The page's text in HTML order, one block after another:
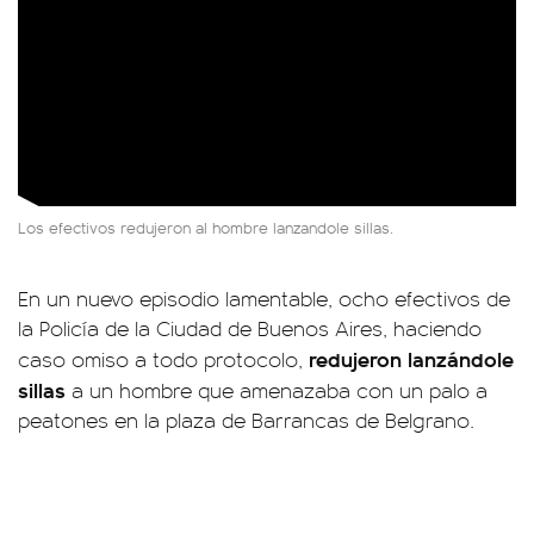
Los efectivos redujeron al hombre lanzandole sillas.
En un nuevo episodio lamentable, ocho efectivos de
la Policía de la Ciudad de Buenos Aires, haciendo
caso omiso a todo protocolo, redujeron lanzándole
sillas a un hombre que amenazaba con un palo a
peatones en la plaza de Barrancas de Belgrano.